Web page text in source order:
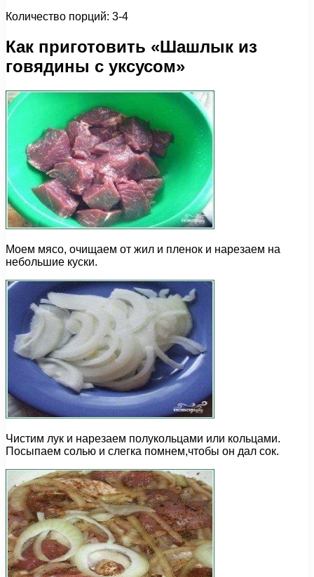
Количество порций: 3-4
Как приготовить «Шашлык из
говядины с уксусом»
Моем мясо, очищаем от жил и пленок и нарезаем на
небольшие куски.
Чистим лук и нарезаем полукольцами или кольцами.
Посыпаем солью и слегка помнем,чтобы он дал сок.